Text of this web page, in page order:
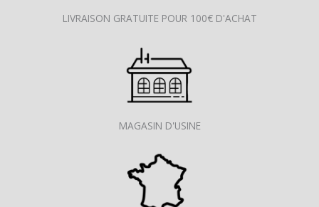
LIVRAISON GRATUITE POUR 100€ D'ACHAT
MAGASIN D'USINE